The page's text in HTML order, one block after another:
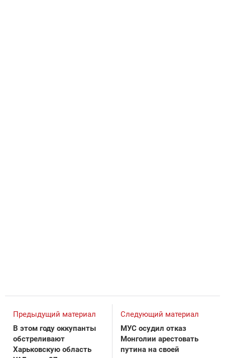
Предыдущий материал
В этом году оккупанты
обстреливают
Харьковскую область
Следующий материал
МУС осудил отказ
Монголии арестовать
путина на своей